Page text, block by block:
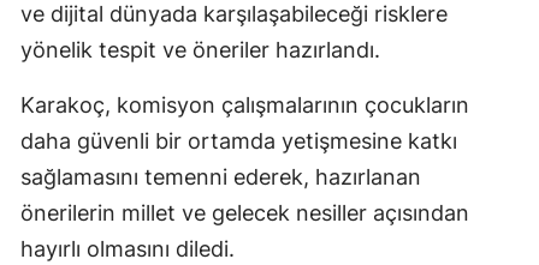
ve dijital dünyada karşılaşabileceği risklere
yönelik tespit ve öneriler hazırlandı.
Karakoç, komisyon çalışmalarının çocukların
daha güvenli bir ortamda yetişmesine katkı
sağlamasını temenni ederek, hazırlanan
önerilerin millet ve gelecek nesiller açısından
hayırlı olmasını diledi.